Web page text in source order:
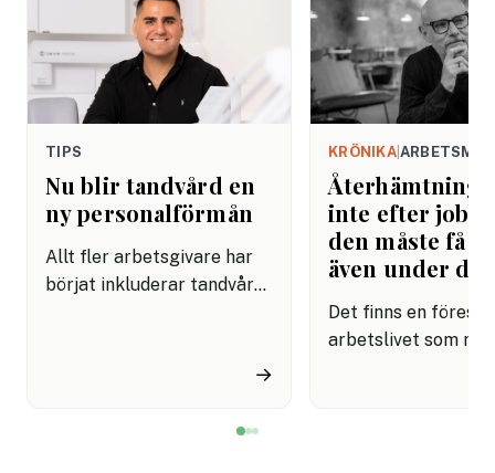
TIPS
Nu blir tandvård en
ny personalförmån
Allt fler arbetsgivare har
börjat inkluderar tandvård i
miljon svenskar uppger att
→
KRÖNIKA|
Återhämtning
inte efter
den måste få
även under
Det finns en
arbetslivet som